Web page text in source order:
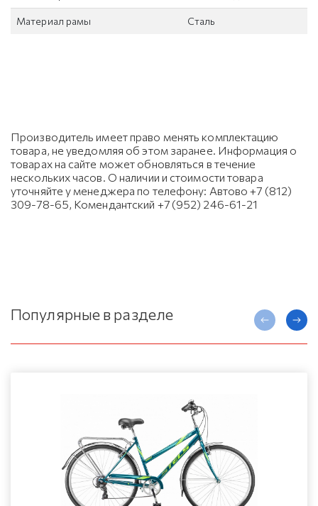
Материал рамы Сталь
Производитель имеет право менять комплектацию
товара, не уведомляя об этом заранее. Информация о
товарах на сайте может обновляться в течение
нескольких часов. О наличии и стоимости товара
уточняйте у менеджера по телефону: Автово +7 (812)
309-78-65, Комендантский +7 (952) 246-61-21
Популярные в разделе